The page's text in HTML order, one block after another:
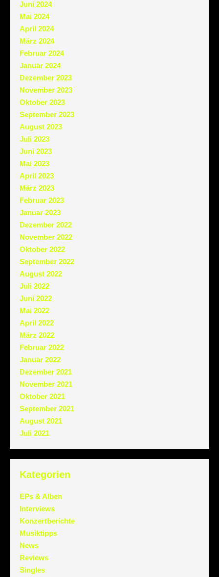
Juni 2024
Mai 2024
April 2024
März 2024
Februar 2024
Januar 2024
Dezember 2023
November 2023
Oktober 2023
September 2023
August 2023
Juli 2023
Juni 2023
Mai 2023
April 2023
März 2023
Februar 2023
Januar 2023
Dezember 2022
November 2022
Oktober 2022
September 2022
August 2022
Juli 2022
Juni 2022
Mai 2022
April 2022
März 2022
Februar 2022
Januar 2022
Dezember 2021
November 2021
Oktober 2021
September 2021
August 2021
Juli 2021
Kategorien
EPs & Alben
Interviews
Konzertberichte
Musiktipps
News
Reviews
Singles